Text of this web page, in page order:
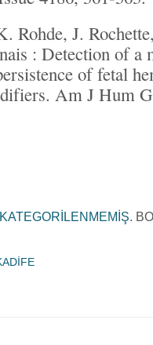
Rohde, J.
: Detection of a
of fetal
Am J Hum
KATEGORILENMEMIŞ.